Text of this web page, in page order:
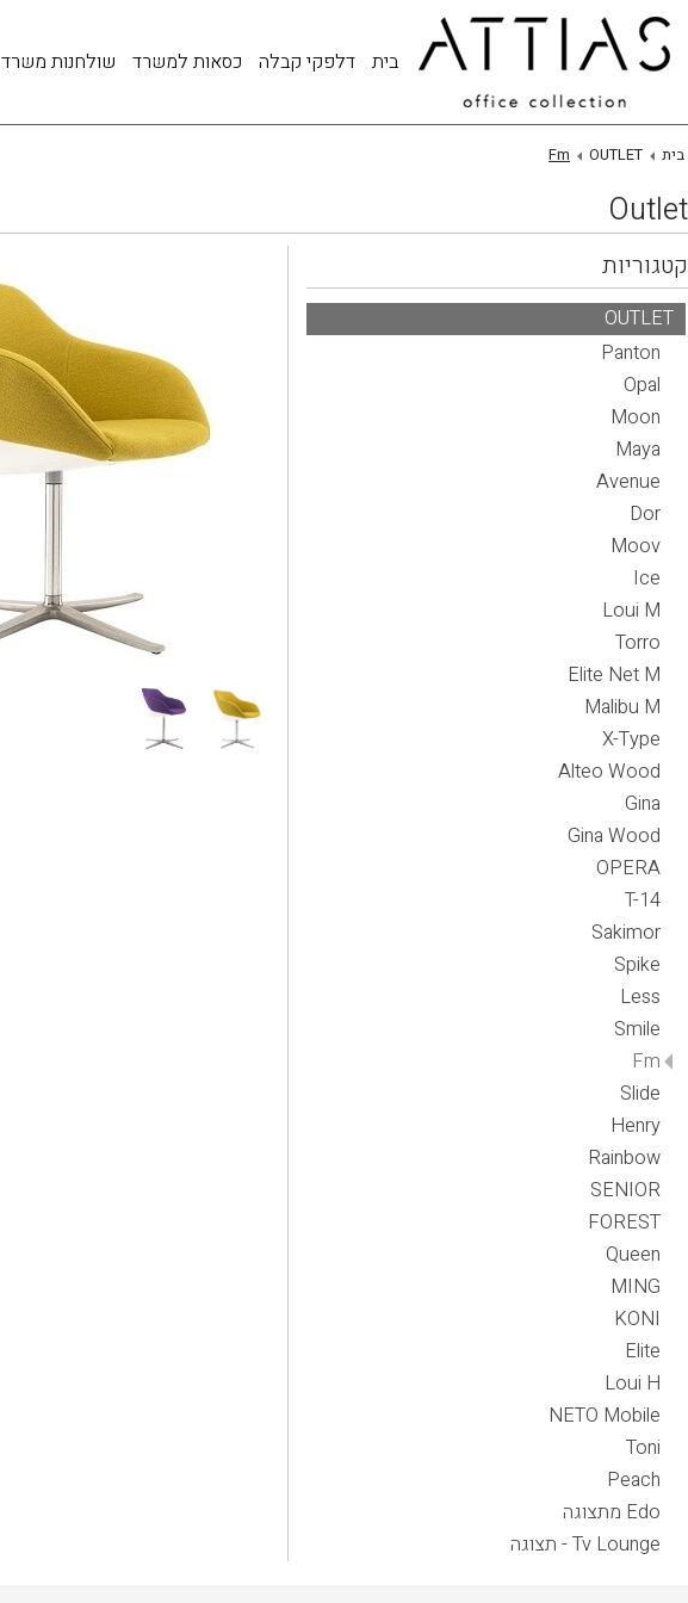
בית דלפקי קבלה כסאות למשרד שולחנות משרד
בית OUTLET
Fm
Outlet
קטגוריות
OUTLET
Panton
Opal
Moon
Maya
Avenue
Dor
Moov
Ice
Loui M
Torro
Elite Net M
Malibu M
X-Type
Alteo Wood
Gina
Gina Wood
OPERA
T-14
Sakimor
Spike
Less
Smile
Fm
Slide
Henry
Rainbow
SENIOR
FOREST
Queen
MING
KONI
Elite
Loui H
NETO Mobile
Toni
Peach
Edo מתצוגה
Tv Lounge - תצוגה